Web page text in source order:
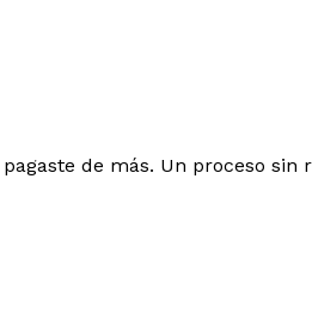
de más. Un proceso sin